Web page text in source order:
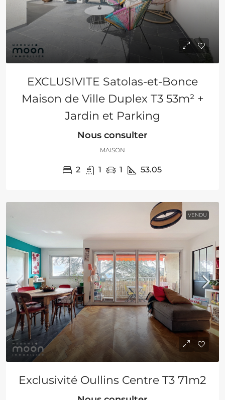
EXCLUSIVITE Satolas-et-Bonce
Maison de Ville Duplex T3 53m² +
Jardin et Parking
Nous consulter
MAISON
2 1 1 53.05
VENDU
Exclusivité Oullins Centre T3 71m2